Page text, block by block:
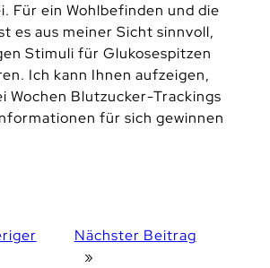
Für ein Wohlbefinden und die
es aus meiner Sicht sinnvoll,
Stimuli für Glukosespitzen
Ich kann Ihnen aufzeigen,
Wochen Blutzucker-Trackings
für sich gewinnen
Nächster Beitrag
»